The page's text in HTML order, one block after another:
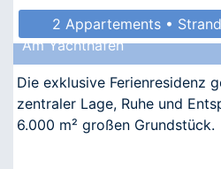
2 Appartements •
Am Yachthafen
Die exklusive Ferienresidenz
zentraler Lage, Ruhe und
6.000 m² großen Grundstück.